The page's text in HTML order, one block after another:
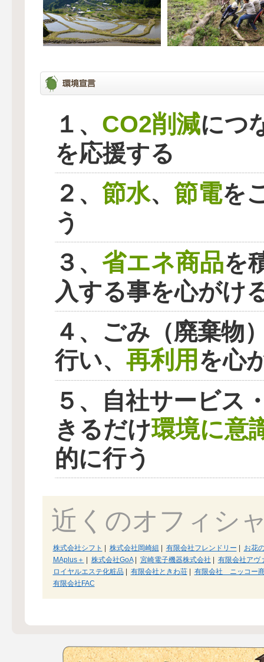
１、 CO2削減につ
を応援する
２、 節水、 節電を
う
３、 省エネ商品を
入する事を心がけ
４、ごみ（廃棄物
行い、 再利用を心
５、自社サービス
きるだけ環境に意
的に行う
近くのオフィシ
株式会社シフト 株式会社岡崎組 有限会社フレンドリー
お花
MAplus＋
株式会社GoA| 宮崎電子機器株式会社
有限会社アヴ
ロイヤルエステ化粧品| 有限会社ときわ荘|
有限会社 ニッコー
有限会社FAC